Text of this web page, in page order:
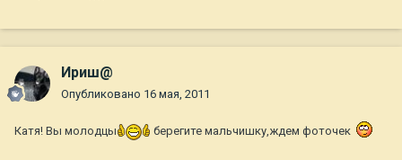
Ириш@
Опубликовано 16 мая, 2011
Катя! Вы молодцы берегите мальчишку,ждем фоточек